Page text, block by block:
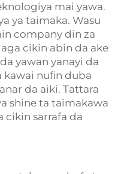
mai yawa.
ya taimaka. Wasu
company din za
cikin abin da ake
yawan yanayi da
kawai nufin duba
da aiki. Tattara
shine ta taimakawa
cikin sarrafa da